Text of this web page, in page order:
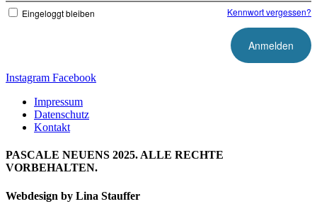
Eingeloggt bleiben Kennwort vergessen?
Instagram Facebook
Impressum
Datenschutz
Kontakt
PASCALE NEUENS 2025. ALLE RECHTE
VORBEHALTEN.
Webdesign by Lina Stauffer